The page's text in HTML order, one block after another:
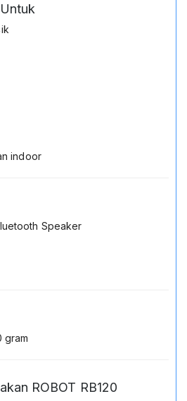
indoor
Speaker
gram
ROBOT RB120